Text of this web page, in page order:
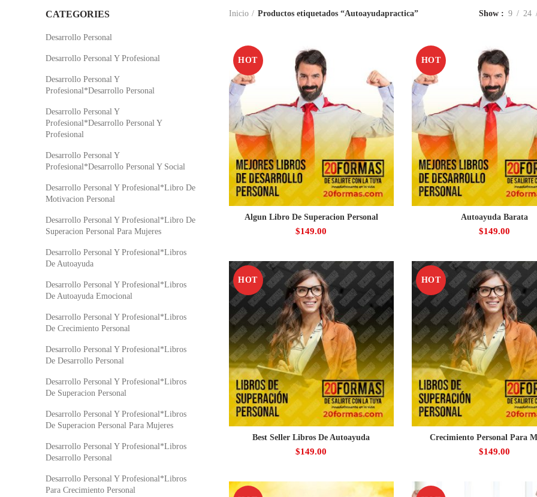
Inicio Productos etiquetados “Autoayudapractica” Show 9 24
HOT
Algun Libro De Superacion Personal
$149.00
HOT
Autoayuda Barata
$149.00
HOT
Best Seller Libros De Autoayuda
$149.00
HOT
Crecimiento Personal Para
$149.00
CATEGORIES
Desarrollo Personal
Desarrollo Personal Y Profesional
Desarrollo Personal Y
Profesional*Desarrollo Personal
Desarrollo Personal Y
Profesional*Desarrollo Personal Y
Profesional
Desarrollo Personal Y
Profesional*Desarrollo Personal Y Social
Desarrollo Personal Y Profesional*Libro De
Motivacion Personal
Desarrollo Personal Y Profesional*Libro De
Superacion Personal Para Mujeres
Desarrollo Personal Y Profesional*Libros
De Autoayuda
Desarrollo Personal Y Profesional*Libros
De Autoayuda Emocional
Desarrollo Personal Y Profesional*Libros
De Crecimiento Personal
Desarrollo Personal Y Profesional*Libros
De Desarrollo Personal
Desarrollo Personal Y Profesional*Libros
De Superacion Personal
Desarrollo Personal Y Profesional*Libros
De Superacion Personal Para Mujeres
Desarrollo Personal Y Profesional*Libros
Desarrollo Personal
Desarrollo Personal Y Profesional*Libros
Para Crecimiento Personal